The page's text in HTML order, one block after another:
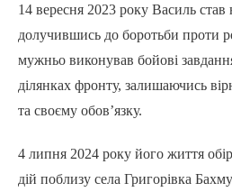
14 вересня 2023 року Василь став
долучившись до боротьби проти
мужньо виконував бойові
ділянках фронту, залишаючись
та своєму обов’язку.
4 липня 2024 року його життя
дій поблизу села Григорівка